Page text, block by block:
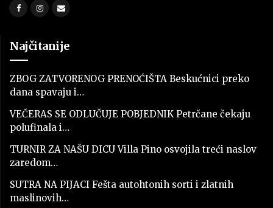
Najčitanije
ZBOG ZATVORENOG PRENOĆIŠTA Beskućnici preko
dana spavaju i…
VEČERAS SE ODLUČUJE POBJEDNIK Petrčane čekaju
polufinala i…
TURNIR ZA NAŠU DICU Villa Pino osvojila treći naslov
zaredom…
SUTRA NA PIJACI Fešta autohtonih sorti i zlatnih
maslinovih…